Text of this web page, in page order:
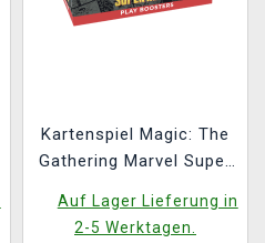
Kartenspiel Magic: The
Gathering Marvel Super
Box (30 Booster)
Auf Lager Lieferung in
2-5 Werktagen.